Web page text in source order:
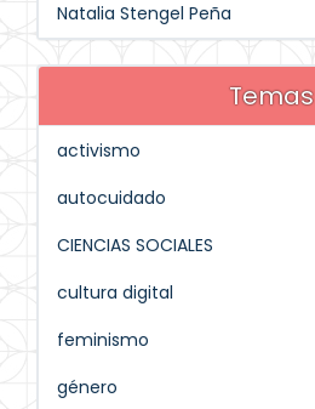
Natalia Stengel Peña
Temas
activismo
autocuidado
CIENCIAS SOCIALES
cultura digital
feminismo
género